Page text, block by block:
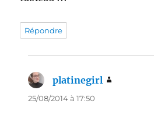
Répondre
platinegirl
25/08/2014 à 17:50